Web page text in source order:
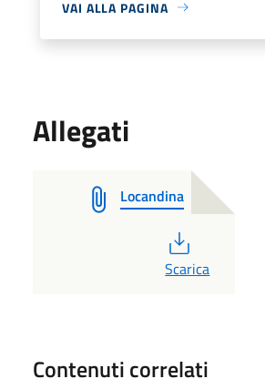
VAI ALLA PAGINA
Allegati
Locandina
PDF
Scarica
Contenuti correlati